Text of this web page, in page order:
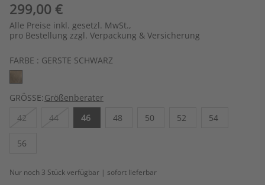
299,00 €
Alle Preise inkl. gesetzl. MwSt.,
pro Bestellung zzgl. Verpackung & Versicherung
FARBE : GERSTE SCHWARZ
GRÖSSE:Größenberater
42
44 46 48 50 52 54
56
Nur noch 3 Stück verfügbar | sofort lieferbar